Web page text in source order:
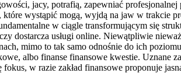
jacy, potrafią, zapewniać
które wystąpić mogą, wyjdą na jaw w
w ciągle transformującym się
dostarcza usługi online. Niewątpliwie
mimo to tak samo odnośnie do ich
albo finanse finansowe kwestie.
w razie zakład finansowe proponuje